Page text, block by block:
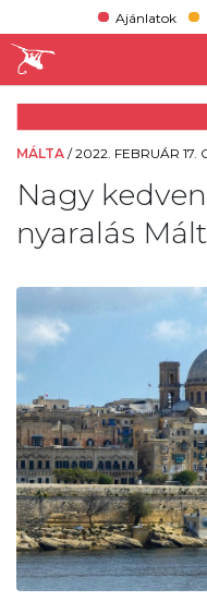
Ajánlatok
MÁLTA /2022. FEBRUÁR 17.
Nagy
nyaralás